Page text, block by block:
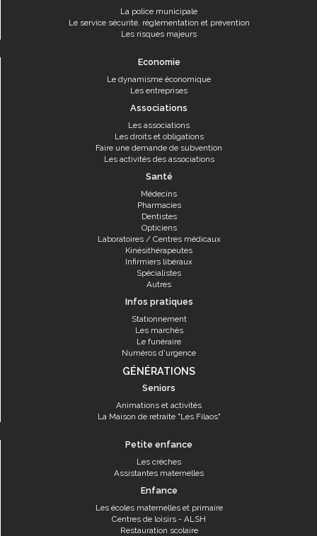
La police municipale
Le service sécurité, réglementation et prévention
Les risques majeurs
Economie
Le dynamisme économique
Les entreprises
Associations
Les associations
Les droits et obligations
Faire une demande de subvention
Les activités des associations
Santé
Médecins
Pharmacies
Dentistes
Opticiens
Laboratoires / Centres médicaux
Kinésithérapeutes
Infirmiers libéraux
Spécialistes
Autres
Infos pratiques
Stationnement
Les marchés
Le funéraire
Numéros d'urgence
GÉNÉRATIONS
Seniors
Animations et activités
La Maison de retraite "Les Filaos"
Petite enfance
Les crèches
Assistantes maternelles
Enfance
Les écoles maternelles et primaire
Centres de loisirs - ALSH
Restauration scolaire